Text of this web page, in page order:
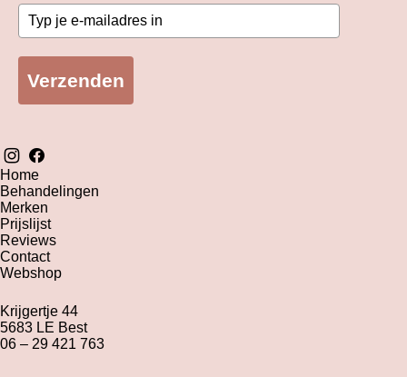
Verzenden
Home
Behandelingen
Merken
Prijslijst
Reviews
Contact
Webshop
Krijgertje 44
5683 LE Best
06 – 29 421 763